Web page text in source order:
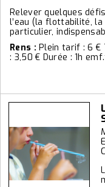
Relever quelques
l’eau (la flottabilité,
particulier,
Rens :Plein tarif : 6 €
: 3,50 € Durée : 1h